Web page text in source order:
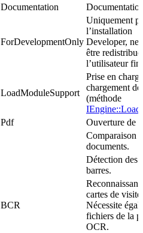
Documentation
ForDevelopmentOnly
Uniquement
l’installation
Developer, ne
être
l’utilisateur
LoadModuleSupport
Prise en
chargement
(méthode
Pdf
Ouverture de
Comparaison
documents.
Détection des
barres.
BCR
cartes de visite.
Nécessite
fichiers de la
OCR.